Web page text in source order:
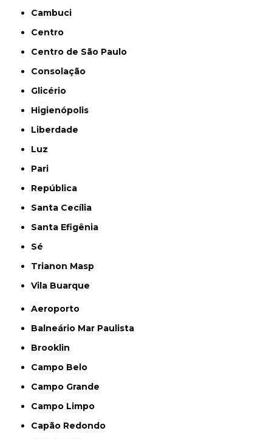
Cambuci
Centro
Centro de São Paulo
Consolação
Glicério
Higienópolis
Liberdade
Luz
Pari
República
Santa Cecília
Santa Efigênia
Sé
Trianon Masp
Vila Buarque
Aeroporto
Balneário Mar Paulista
Brooklin
Campo Belo
Campo Grande
Campo Limpo
Capão Redondo